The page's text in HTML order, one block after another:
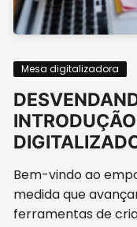
Mesa digitalizadora
Bem-vindo ao
medida que
ferramentas de